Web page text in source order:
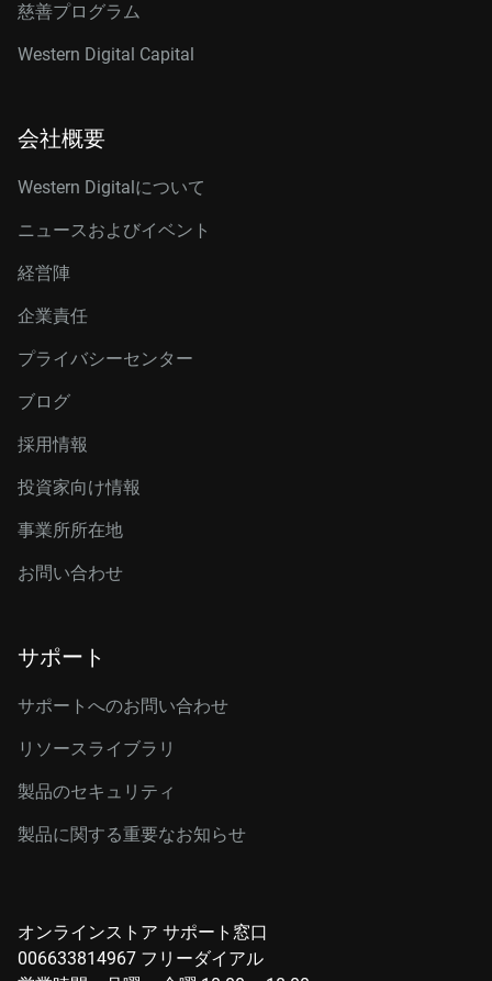
慈善プログラム
Western Digital Capital
会社概要
Western Digitalについて
ニュースおよびイベント
経営陣
企業責任
プライバシーセンター
ブログ
採用情報
投資家向け情報
事業所所在地
お問い合わせ
サポート
サポートへのお問い合わせ
リソースライブラリ
製品のセキュリティ
製品に関する重要なお知らせ
オンラインストア サポート窓口
006633814967 フリーダイアル